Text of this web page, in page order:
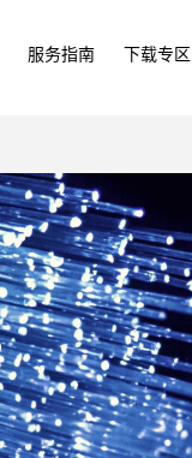
服务指南 下载专区